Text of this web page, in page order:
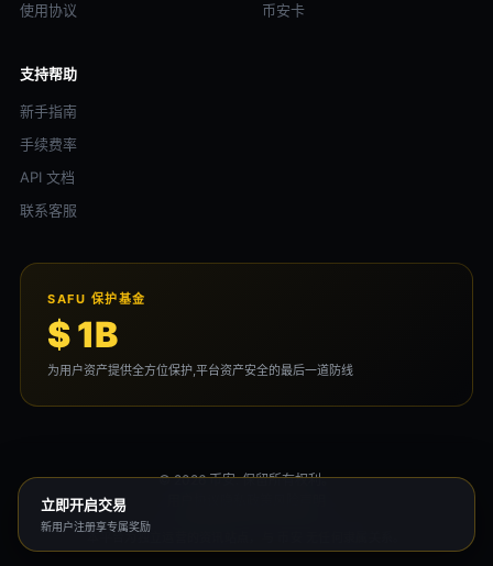
使用协议
币安卡
支持帮助
新手指南
手续费率
API 文档
联系客服
SAFU 保护基金
$ 1B
为用户资产提供全方位保护,平台资产安全的最后一道防线
© 2026 币安. 保留所有权利。
立即开启交易
新用户注册享专属奖励